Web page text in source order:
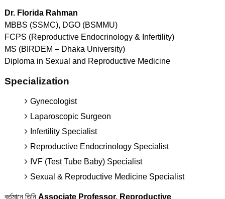
Dr. Florida Rahman
MBBS (SSMC), DGO (BSMMU)
FCPS (Reproductive Endocrinology & Infertility)
MS (BIRDEM – Dhaka University)
Diploma in Sexual and Reproductive Medicine
Specialization
Gynecologist
Laparoscopic Surgeon
Infertility Specialist
Reproductive Endocrinology Specialist
IVF (Test Tube Baby) Specialist
Sexual & Reproductive Medicine Specialist
বর্তমানে তিনিAssociate Professor, Reproductive